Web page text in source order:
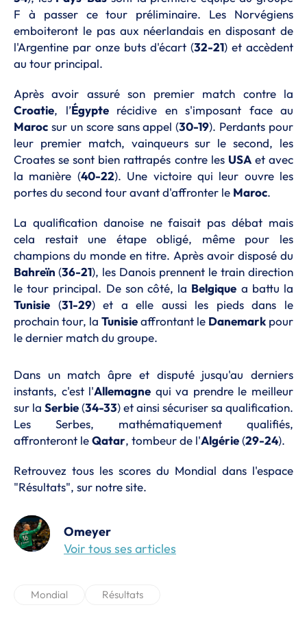
F à passer ce tour préliminaire. Les Norvégiens
emboiteront le pas aux néerlandais en disposant de
l'Argentine par onze buts d'écart (32-21) et accèdent
au tour principal.
Après avoir assuré son premier match contre la
Croatie, l’Égypterécidive en s'imposant face au
Maroc sur un score sans appel (30-19). Perdants pour
leur premier match, vainqueurs sur le second, les
Croates se sont bien rattrapés contre les USAet avec
la manière (40-22). Une victoire qui leur ouvre les
portes du second tour avant d'affronter le Maroc.
La qualification danoise ne faisait pas débat mais
cela restait une étape obligé, même pour les
champions du monde en titre. Après avoir disposé du
Bahreïn (36-21), les Danois prennent le train direction
le tour principal. De son côté, la Belgique a battu la
Tunisie (31-29) et a elle aussi les pieds dans le
prochain tour, la Tunisieaffrontant le Danemark pour
le dernier match du groupe.
Dans un match âpre et disputé jusqu'au derniers
instants, c'est l'Allemagne qui va prendre le meilleur
sur la Serbie(34-33) et ainsi sécuriser sa qualification.
Les Serbes, mathématiquement qualifiés,
affronteront leQatar, tombeur de l'Algérie(29-24).
Retrouvez tous les scores du Mondial dans l'espace
"Résultats", sur notre site.
Omeyer
Voir tous ses articles
Mondial Résultats